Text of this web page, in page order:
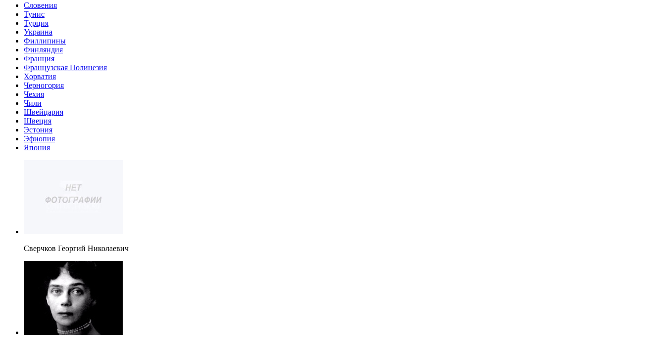
Словения
Тунис
Турция
Украина
Филлипины
Финляндия
Франция
Французская Полинезия
Хорватия
Черногория
Чехия
Чили
Швейцария
Швеция
Эстония
Эфиопия
Япония
Сверчков Георгий Николаевич